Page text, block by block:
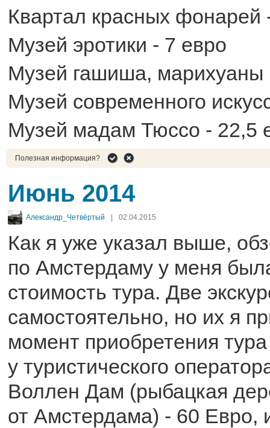
Квартал красных фонарей
Музей эротики - 7 евро
Музей гашиша, марихуаны
Музей современного
Музей мадам Тюссо - 22,5
Полезная информация?
Июнь 2014
Александр_Четвёртый | 02.04.2015
Как я уже указал выше,
по Амстердаму у меня
стоимость тура. Две
самостоятельно, но их я
момент приобретения
у туристического
Воллен Дам (рыбацкая
от Амстердама) - 60 Евро,